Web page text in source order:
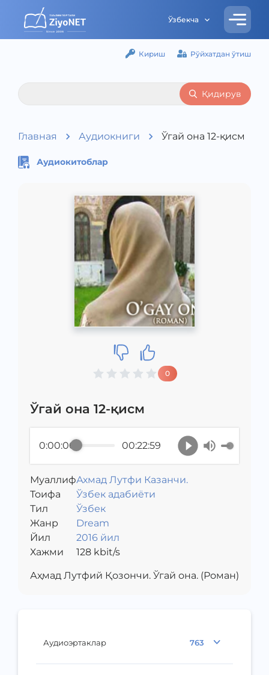
Ўзбекча
Кириш Рўйхатдан ўтиш
Қидирув
Главная Аудиокниги Ўгай она 12-қисм
Аудиоэртаклар 763
Аудиокитоблар
0
Ўгай она 12-қисм
0:00:00 00:22:59
МуаллифАхмад Лутфи Казанчи.
Toифа
Ўзбек адабиёти
Тил
Ўзбек
Жанр
Dream
Йил
2016 йил
Хажми
128kbit/s
Аҳмад Лутфий Қозончи. Ўгай она. (Роман)